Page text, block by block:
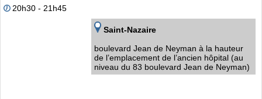
20h30 - 21h45
Saint-Nazaire
boulevard Jean de Neyman à la hauteur
de l’emplacement de l’ancien hôpital (au
niveau du 83 boulevard Jean de Neyman)